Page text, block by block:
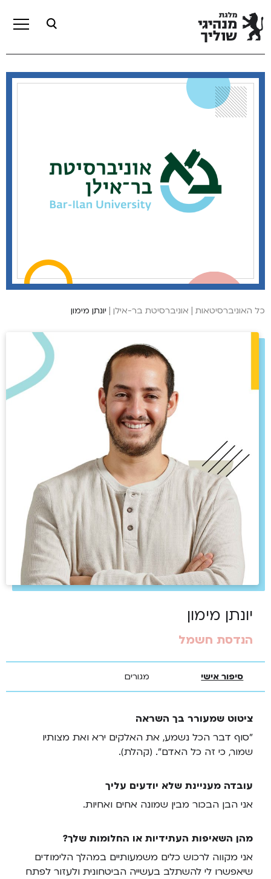
כל האוניברסיטאות | אוניברסיטת בר-אילן | יונתן מימון
יונתן מימון
הנדסת חשמל
סיפור אישי מגורים
ציטוט שמעורר בך השראה
"סוף דבר הכל נשמע, את האלקים ירא ואת מצותיו
שמור, כי זה כל האדם". (קהלת).
עובדה מעניינת שלא יודעים עליך
אני הבן הבכור מבין שמונה אחים ואחיות.
מהן השאיפות העתידיות או החלומות שלך?
אני מקווה לרכוש כלים משמעותיים במהלך הלימודים
שיאפשרו לי להשתלב בעשייה הביטחונית ולעזור לפתח